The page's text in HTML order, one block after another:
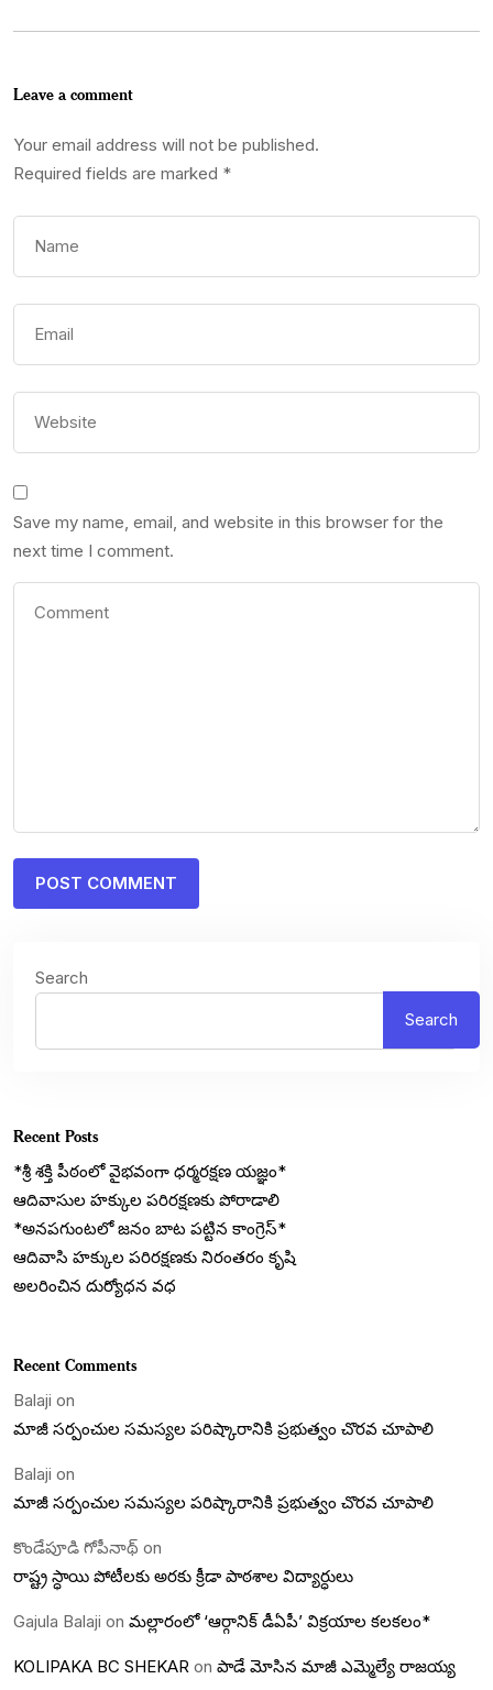
Leave a comment
Your email address will not be published.
Required fields are marked *
Save my name, email, and website in this browser for the
next time I comment.
Search
Search
Recent Posts
*శ్రీ శక్తి పీఠంలో వైభవంగా ధర్మరక్షణ యజ్ఞం*
ఆదివాసుల హక్కుల పరిరక్షణకు పోరాడాలి
*అనపగుంటలో జనం బాట పట్టిన కాంగ్రెస్*
ఆదివాసి హక్కుల పరిరక్షణకు నిరంతరం కృషి
అలరించిన దుర్యోధన వధ
Recent Comments
Balaji on
మాజీ సర్పంచుల సమస్యల పరిష్కారానికి ప్రభుత్వం చొరవ చూపాలి
Balaji on
మాజీ సర్పంచుల సమస్యల పరిష్కారానికి ప్రభుత్వం చొరవ చూపాలి
కొండేపూడి గోపీనాథ్ on
రాష్ట్ర స్ధాయి పోటీలకు అరకు క్రీడా పాఠశాల విద్యార్ధులు
Gajula Balaji on మల్లారంలో ‘ఆర్గానిక్ డీఏపీ’ విక్రయాల కలకలం*
KOLIPAKA BC SHEKAR on పాడే మోసిన మాజీ ఎమ్మెల్యే రాజయ్య